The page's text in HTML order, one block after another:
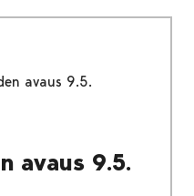
avaus 9.5.
avaus 9.5.